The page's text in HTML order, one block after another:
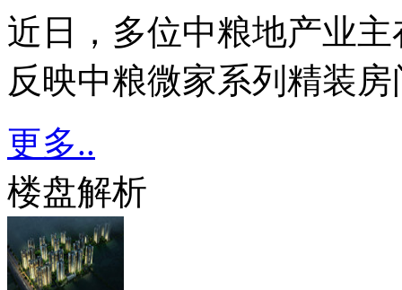
近日，多位中粮地产业
反映中粮微家系列精装
更多..
楼盘解析